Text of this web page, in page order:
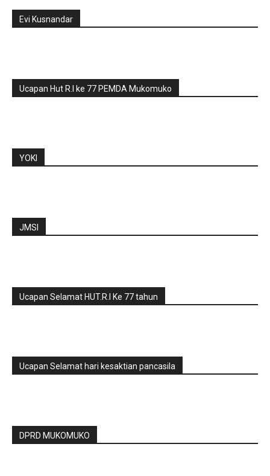
Evi Kusnandar
Ucapan Hut R.I ke 77 PEMDA Mukomuko
YOKI
JMSI
Ucapan Selamat HUT.R.I Ke 77 tahun
Ucapan Selamat hari kesaktian pancasila
DPRD MUKOMUKO